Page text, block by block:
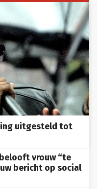
uitgesteld tot
vrouw “te
bericht op social